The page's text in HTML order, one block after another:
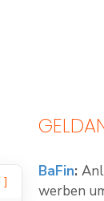
BaFin:
werben